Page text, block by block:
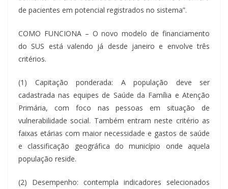
de pacientes em potencial registrados no sistema”.
COMO FUNCIONA – O novo modelo de financiamento
do SUS está valendo já desde janeiro e envolve três
critérios.
(1) Capitação ponderada: A população deve ser
cadastrada nas equipes de Saúde da Família e Atenção
Primária, com foco nas pessoas em situação de
vulnerabilidade social. Também entram neste critério as
faixas etárias com maior necessidade e gastos de saúde
e classificação geográfica do município onde aquela
população reside.
(2) Desempenho: contempla indicadores selecionados